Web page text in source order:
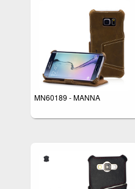
MN60189 - MANNA